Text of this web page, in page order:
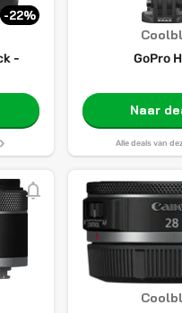
-22%
-
GoPro
Naar
Alle deals van